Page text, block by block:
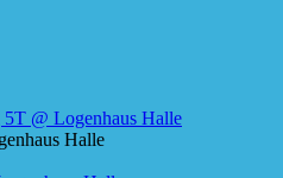
5T @ Logenhaus Halle
Halle